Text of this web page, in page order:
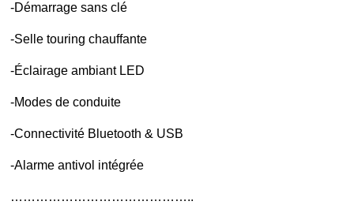
-Démarrage sans clé
-Selle touring chauffante
-Éclairage ambiant LED
-Modes de conduite
-Connectivité Bluetooth & USB
-Alarme antivol intégrée
……………………………………..